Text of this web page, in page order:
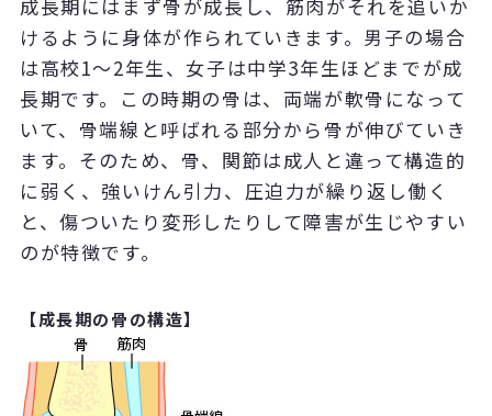
成長期にはまず骨が成長し、筋肉がそれを追いか
けるように身体が作られていきます。男子の場合
は高校1～2年生、女子は中学3年生ほどまでが成
長期です。この時期の骨は、両端が軟骨になって
いて、骨端線と呼ばれる部分から骨が伸びていき
ます。そのため、骨、関節は成人と違って構造的
に弱く、強いけん引力、圧迫力が繰り返し働く
と、傷ついたり変形したりして障害が生じやすい
のが特徴です。
【成長期の骨の構造】